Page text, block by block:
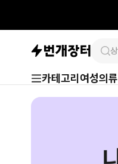
카테고리 여성의류